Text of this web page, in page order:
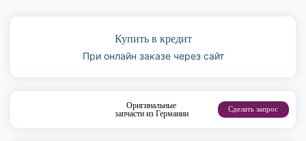
Купить в кредит
При онлайн заказе через сайт
Оригинальные
запчасти из Германии
Сделать запрос